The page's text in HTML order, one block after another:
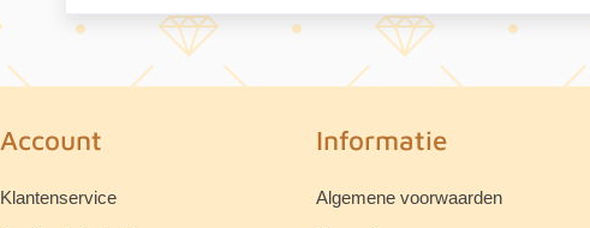
Account
Klantenservice
Informatie
Algemene voorwaarden